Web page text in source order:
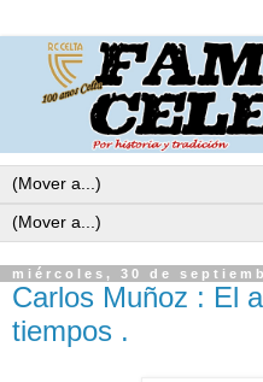
miércoles, 30 de
Carlos Muñoz : El
tiempos .